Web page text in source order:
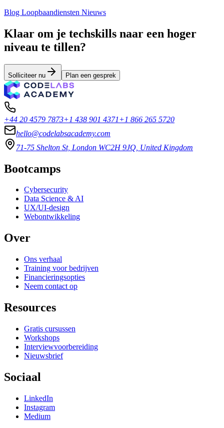
Blog Loopbaandiensten Nieuws
Klaar om je techskills naar een hoger
niveau te tillen?
Solliciteer nu Plan een gesprek
+44 20 4579 7873+1 438 901 4371+1 866 265 5720
hello@codelabsacademy.com
71-75 Shelton St, London WC2H 9JQ, United Kingdom
Bootcamps
Cybersecurity
Data Science & AI
UX/UI-design
Webontwikkeling
Over
Ons verhaal
Training voor bedrijven
Financieringsopties
Neem contact op
Resources
Gratis cursussen
Workshops
Interviewvoorbereiding
Nieuwsbrief
Sociaal
LinkedIn
Instagram
Medium